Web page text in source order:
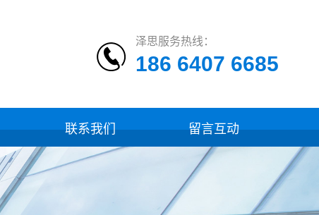
泽思服务热线：
186 6407 6685
联系我们 留言互动